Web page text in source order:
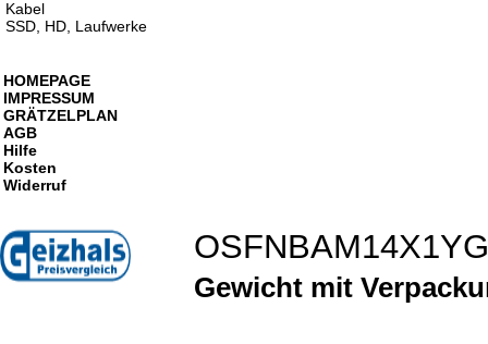
Gewicht mit
Kabel
SSD, HD, Laufwerke
HOMEPAGE
IMPRESSUM
GRÄTZELPLAN
AGB
Hilfe
Kosten
Widerruf